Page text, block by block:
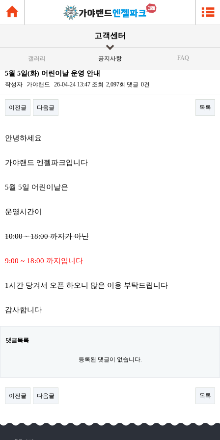
고객센터
갤러리 공지사항 FAQ
5월 5일(화) 어린이날 운영 안내
작성자 가야랜드 26-04-24 13:47 조회 2,097회 댓글 0건
이전글 다음글 목록
안녕하세요
가야랜드 엔젤파크입니다
5월 5일 어린이날은
운영시간이
10:00 ~ 18:00 까지가 아닌
9:00 ~ 18:00 까지입니다
1시간 당겨서 오픈 하오니 많은 이용 부탁드립니다
감사합니다
댓글목록
등록된 댓글이 없습니다.
이전글 다음글 목록